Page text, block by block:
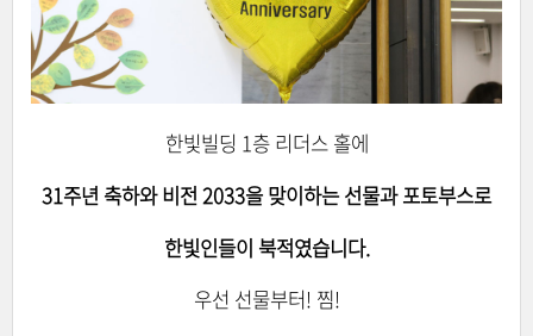
한빛빌딩 1층 리더스 홀에
31주년 축하와 비전 2033을 맞이하는 선물과 포토부스로
한빛인들이 북적였습니다.
우선 선물부터! 찜!